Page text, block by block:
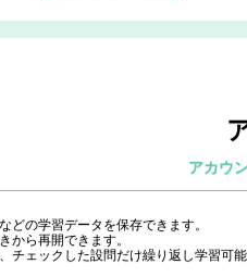
アカウ
どの学習データを保存できます。
から再開できます。
チェックした設問だけ繰り返し学習可